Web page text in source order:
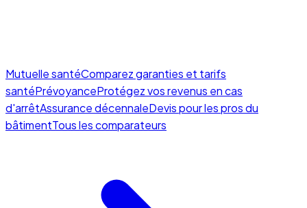
Mutuelle santéComparez garanties et tarifs
santéPrévoyanceProtégez vos revenus en cas
d'arrêtAssurance décennaleDevis pour les pros du
bâtimentTous les comparateurs